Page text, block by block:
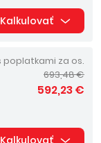
Kalkulovať
poplatkami za os.
693,48 €
592,23 €
Kalkulovať